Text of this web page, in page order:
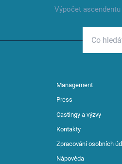
Výpočet ascendentu
Management
Press
Castingy a výzvy
Kontakty
Zpracování osobních
Nápověda